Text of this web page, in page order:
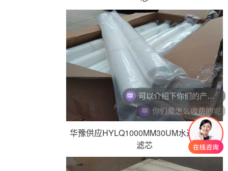
华豫供应HYLQ1000MM30UM水过滤折叠
滤芯
可以介绍下你们的产品么
你们是怎么收费的呢